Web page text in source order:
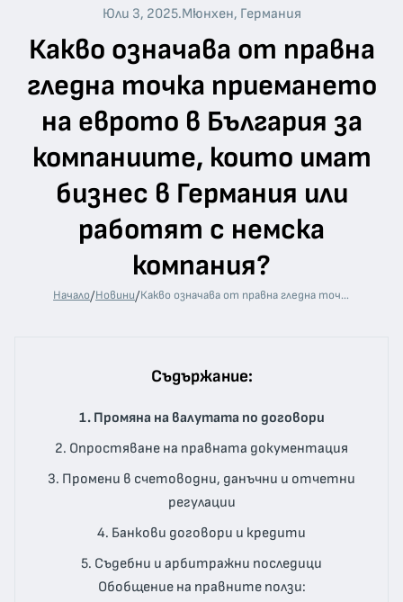
Юли 3, 2025.Мюнхен, Германия
Какво означава от правна
гледна точка приемането
на еврото в България за
компаниите, които имат
бизнес в Германия или
работят с немска
компания?
Начало/Новини/ Какво означава от правна гледна точка приемането на еврото в България за компаниите, които имат бизнес в Германия или работят с немска компания?
Съдържание:
1. Промяна на валутата по договори
2. Опростяване на правната документация
3. Промени в счетоводни, данъчни и отчетни
регулации
4. Банкови договори и кредити
5. Съдебни и арбитражни последици
Обобщение на правните ползи: